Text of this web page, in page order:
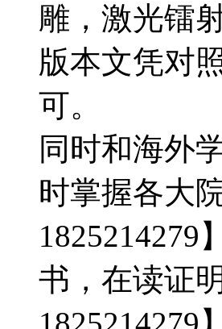
雕，激光镭
版本文凭对
可。
同时和海外
时掌握各大
1825214279
书，在读证